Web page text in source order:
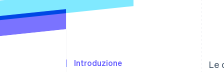
Introduzione
Le